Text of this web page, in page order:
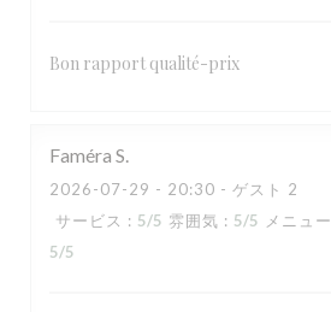
Bon rapport qualité-prix
Faméra S
2026-07-29 - 20:30 - ゲスト 2
サービス : 5/5 雰囲気 : 5/5 メニュー
5/5